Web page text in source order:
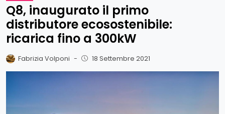
Q8, inaugurato il primo
distributore ecosostenibile:
ricarica fino a 300kW
Fabrizia Volponi - 18 Settembre 2021